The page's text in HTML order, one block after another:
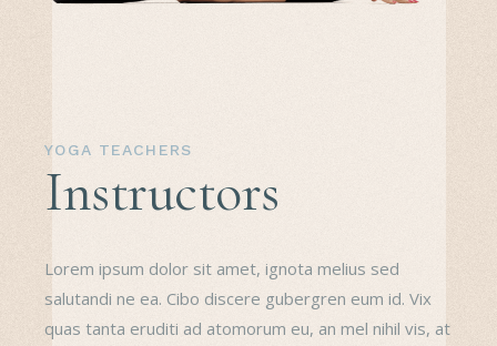
YOGA TEACHERS
Instructors
Lorem ipsum dolor sit amet, ignota melius sed
salutandi ne ea. Cibo discere gubergren eum id. Vix
quas tanta eruditi ad atomorum eu, an mel nihil vis, at